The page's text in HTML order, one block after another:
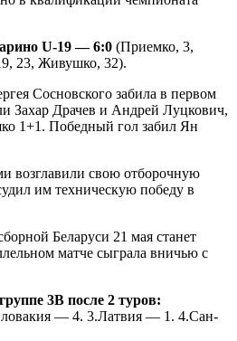
U-19 — 6:0 (Приемко, 3,
23, Живушко, 32).
Сосновского забила в первом
Захар Драчев и Андрей Луцкович,
1+1. Победный гол забил Ян
возглавили свою отборочную
им техническую победу в
Беларуси 21 мая станет
матче сыграла вничью с
3В после 2 туров:
— 4. 3.Латвия — 1. 4.Сан-